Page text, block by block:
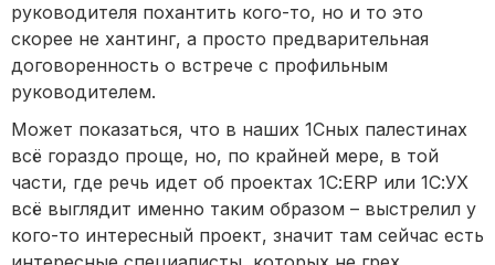
руководителя похантить кого-то, но и то это
скорее не хантинг, а просто предварительная
договоренность о встрече с профильным
руководителем.
Может показаться, что в наших 1Сных палестинах
всё гораздо проще, но, по крайней мере, в той
части, где речь идет об проектах 1С:ERP или 1С:УХ
всё выглядит именно таким образом – выстрелил у
кого-то интересный проект, значит там сейчас есть